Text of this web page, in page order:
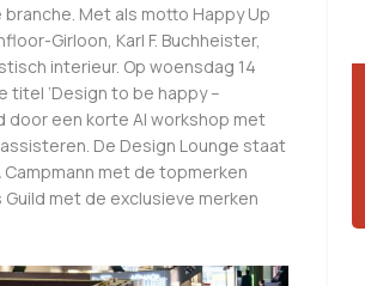
Met als motto Happy Up
Girloon, Karl F. Buchheister,
interieur. Op woensdag 14
titel ‘Design to be happy –
door een korte AI workshop met
De Design Lounge staat
met de topmerken
met de exclusieve merken